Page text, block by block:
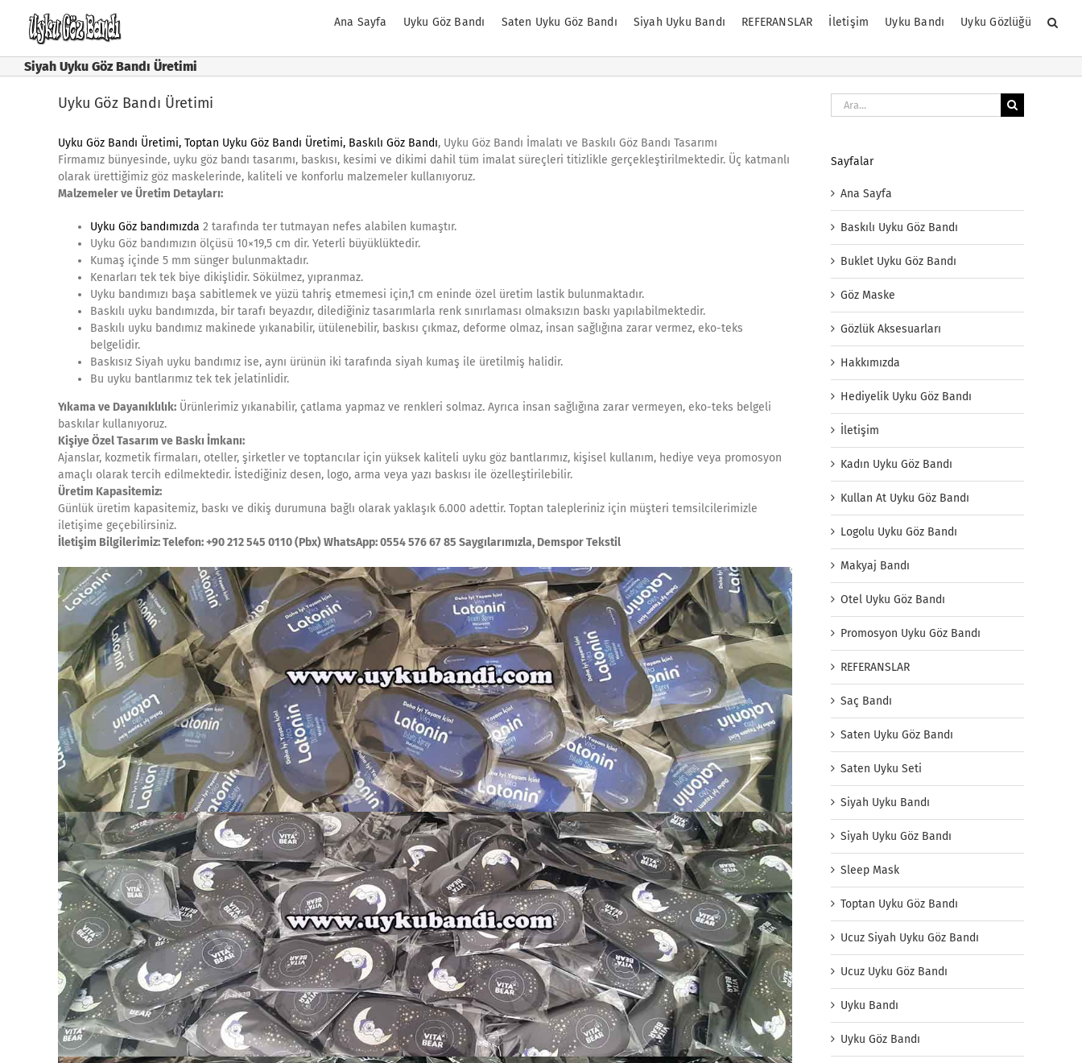
content
Ana Sayfa Uyku Göz Bandı Saten Uyku Göz Bandı Siyah Uyku Bandı REFERANSLAR İletişim Uyku Bandı Uyku Gözlüğü
Siyah Uyku Göz Bandı Üretimi
Uyku Göz Bandı Üretimi
Uyku Göz Bandı Üretimi, Toptan Uyku Göz Bandı Üretimi, Baskılı Göz Bandı, Uyku Göz Bandı İmalatı ve Baskılı Göz Bandı Tasarımı
Firmamız bünyesinde, uyku göz bandı tasarımı, baskısı, kesimi ve dikimi dahil tüm imalat süreçleri titizlikle gerçekleştirilmektedir. Üç katmanlı
olarak ürettiğimiz göz maskelerinde, kaliteli ve konforlu malzemeler kullanıyoruz.
Malzemeler ve Üretim Detayları:
Uyku Göz bandımızda 2 tarafında ter tutmayan nefes alabilen kumaştır.
Uyku Göz bandımızın ölçüsü 10×19,5 cm dir. Yeterli büyüklüktedir.
Kumaş içinde 5 mm sünger bulunmaktadır.
Kenarları tek tek biye dikişlidir. Sökülmez, yıpranmaz.
Uyku bandımızı başa sabitlemek ve yüzü tahriş etmemesi için,1 cm eninde özel üretim lastik bulunmaktadır.
Baskılı uyku bandımızda, bir tarafı beyazdır, dilediğiniz tasarımlarla renk sınırlaması olmaksızın baskı yapılabilmektedir.
Baskılı uyku bandımız makinede yıkanabilir, ütülenebilir, baskısı çıkmaz, deforme olmaz, insan sağlığına zarar vermez, eko-teks
belgelidir.
Baskısız Siyah uyku bandımız ise, aynı ürünün iki tarafında siyah kumaş ile üretilmiş halidir.
Bu uyku bantlarımız tek tek jelatinlidir.
Yıkama ve Dayanıklılık: Ürünlerimiz yıkanabilir, çatlama yapmaz ve renkleri solmaz. Ayrıca insan sağlığına zarar vermeyen, eko-teks belgeli
baskılar kullanıyoruz.
Kişiye Özel Tasarım ve Baskı İmkanı:
Ajanslar, kozmetik firmaları, oteller, şirketler ve toptancılar için yüksek kaliteli uyku göz bantlarımız, kişisel kullanım, hediye veya promosyon
amaçlı olarak tercih edilmektedir. İstediğiniz desen, logo, arma veya yazı baskısı ile özelleştirilebilir.
Üretim Kapasitemiz:
Günlük üretim kapasitemiz, baskı ve dikiş durumuna bağlı olarak yaklaşık 6.000 adettir. Toptan talepleriniz için müşteri temsilcilerimizle
iletişime geçebilirsiniz.
İletişim Bilgilerimiz: Telefon: +90 212 545 0110 (Pbx) WhatsApp: 0554 576 67 85 Saygılarımızla, Demspor Tekstil
Ara:
Sayfalar
Ana Sayfa
Baskılı Uyku Göz Bandı
Buklet Uyku Göz Bandı
Göz Maske
Gözlük Aksesuarları
Hakkımızda
Hediyelik Uyku Göz Bandı
İletişim
Kadın Uyku Göz Bandı
Kullan At Uyku Göz Bandı
Logolu Uyku Göz Bandı
Makyaj Bandı
Otel Uyku Göz Bandı
Promosyon Uyku Göz Bandı
REFERANSLAR
Saç Bandı
Saten Uyku Göz Bandı
Saten Uyku Seti
Siyah Uyku Bandı
Siyah Uyku Göz Bandı
Sleep Mask
Toptan Uyku Göz Bandı
Ucuz Siyah Uyku Göz Bandı
Ucuz Uyku Göz Bandı
Uyku Bandı
Uyku Göz Bandı